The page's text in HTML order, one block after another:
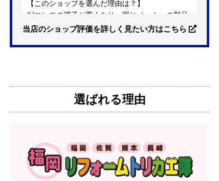
【このショップを選んだ理由は？】
IHコンロの調子が悪くなり、同じメーカーの製品
を探していました。ただ、3口から2口のものへ変
は需要が少なく製品によっては割高になるとのこ
ろ、希望した製品が量販店よりかなり安い価格で
あったので購入いたしました。
【その他感想・コメント】
製品価格もですが、設置や保証なども充実してい
るので、今後も頼りになるショップの一つです。
当店のショップ評価を詳しく見たい方はこちら
選ばれる理由